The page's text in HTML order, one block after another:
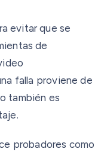
evitar que se
de
falla proviene de
también es
probadores como